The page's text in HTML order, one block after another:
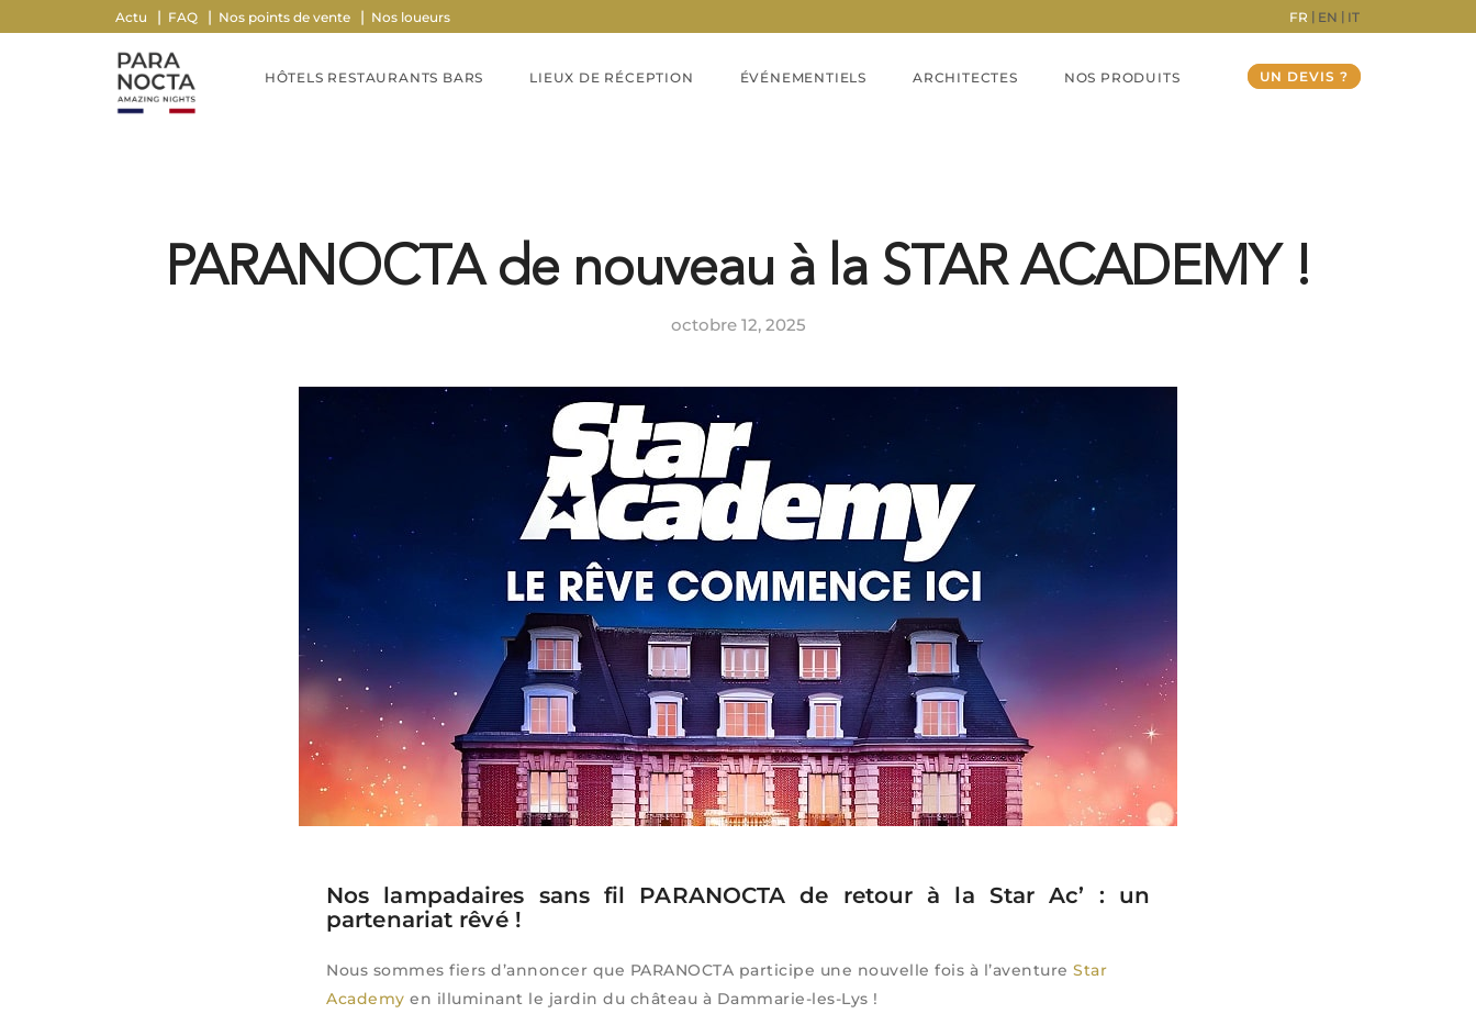
Actu FAQ Nos points de vente Nos loueurs FR EN IT
HÔTELS RESTAURANTS BARS LIEUX DE RÉCEPTION ÉVÉNEMENTIELS ARCHITECTES NOS PRODUITS UN DEVIS ?
PARANOCTA de nouveau à la STAR ACADEMY !
octobre 12, 2025
Nos lampadaires sans fil PARANOCTA de retour à la Star Ac’ : un
partenariat rêvé !
Nous sommes fiers d’annoncer que PARANOCTA participe une nouvelle fois à l’aventure Star
Academy en illuminant le jardin du château à Dammarie-les-Lys !